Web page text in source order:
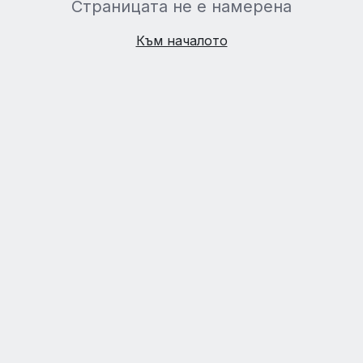
Страницата не е намерена
Към началото